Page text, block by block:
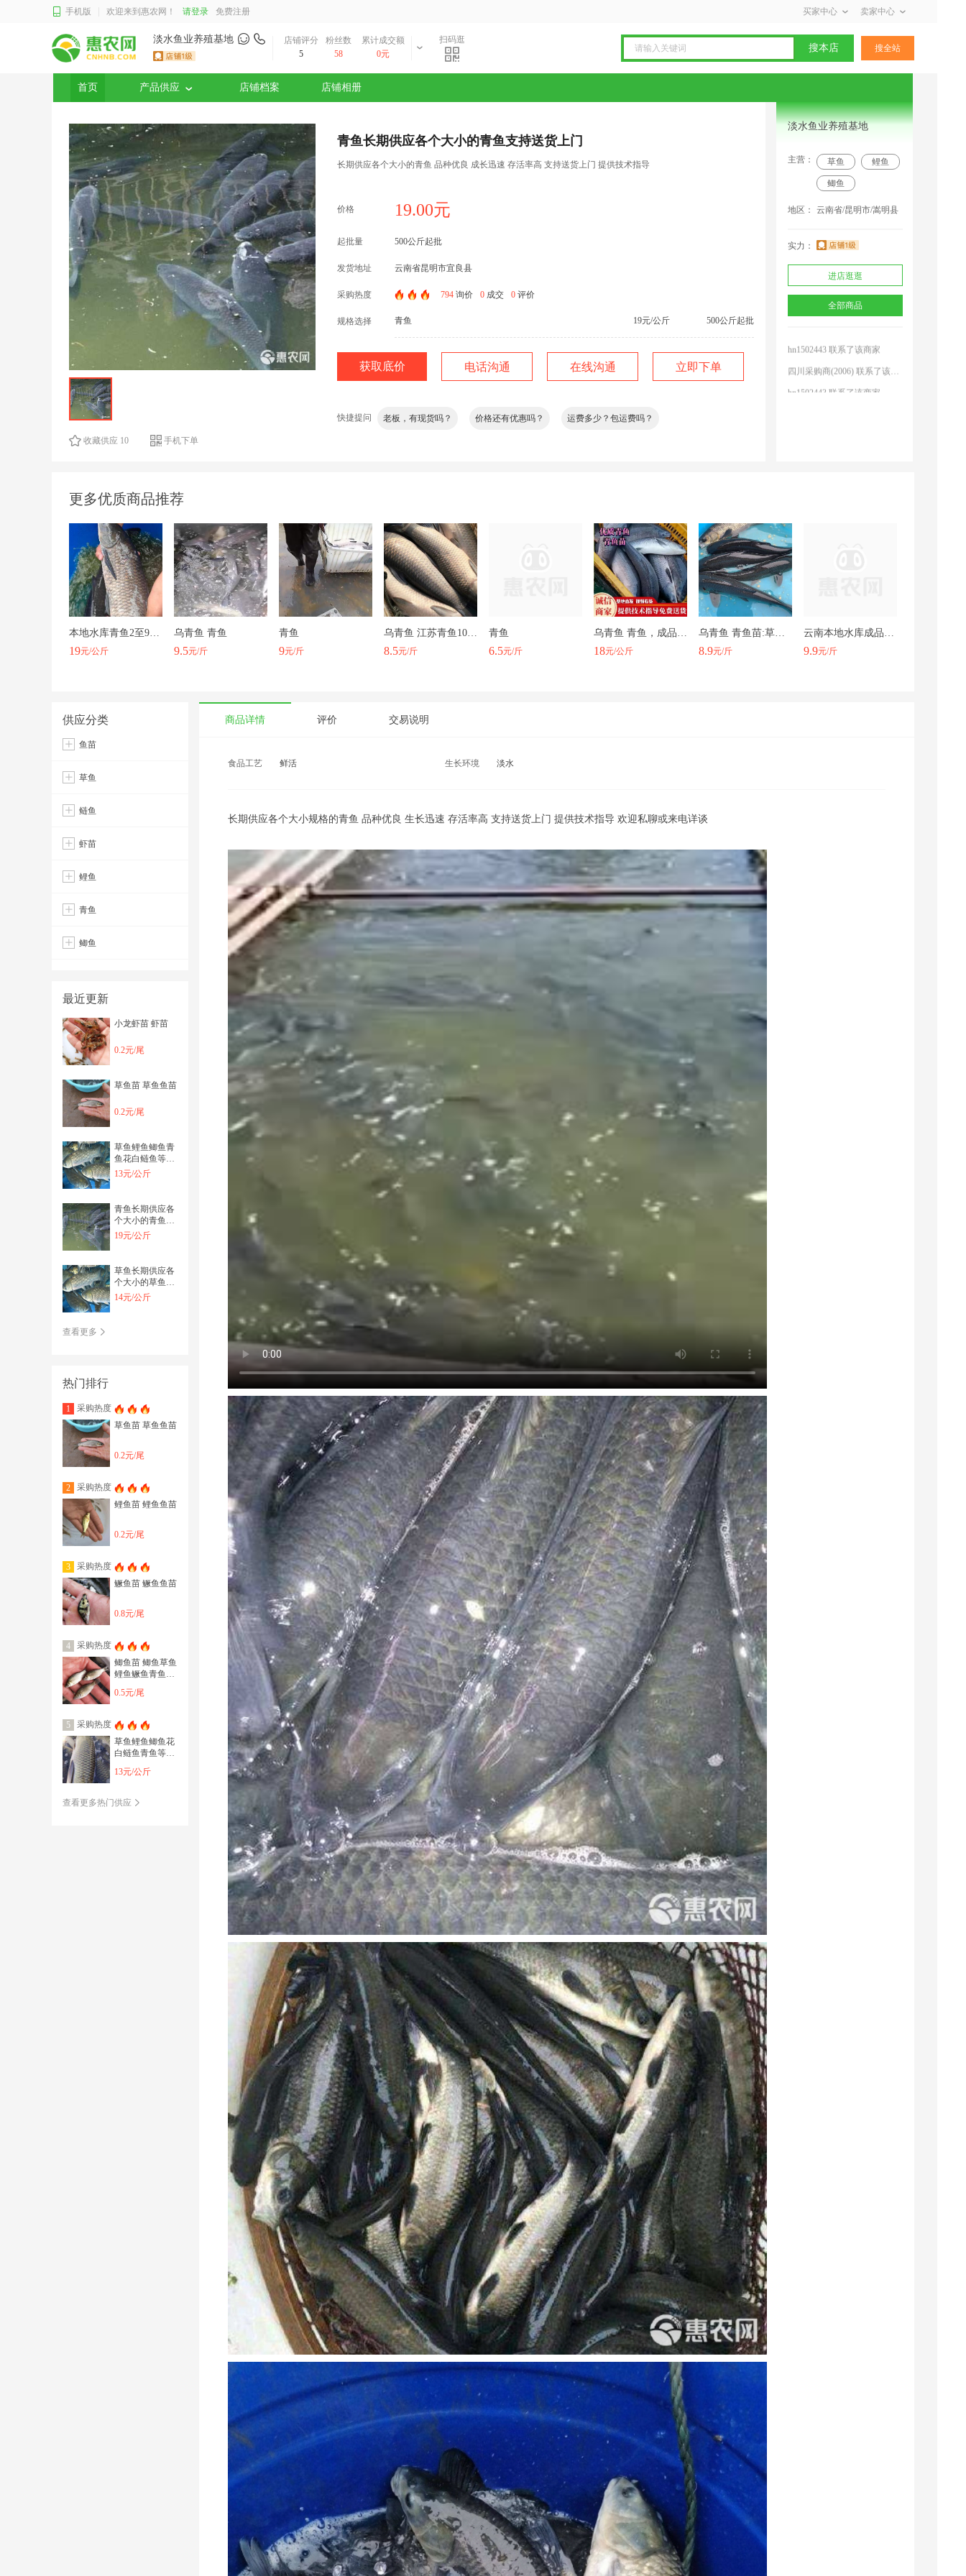
手机版 欢迎来到惠农网！ 请登录 免费注册 买家中心 卖家中心
淡水鱼业养殖基地
店铺评分
5
粉丝数
58
累计成交额
0元
扫码逛
搜本店 搜全站
首页 产品供应 店铺档案 店铺相册
收藏供应 10 手机下单
青鱼长期供应各个大小的青鱼支持送货上门
长期供应各个大小的青鱼 品种优良 成长迅速 存活率高 支持送货上门 提供技术指导
价格 19.00元
起批量 500公斤起批
发货地址 云南省昆明市宜良县
采购热度 794 询价 0 成交 0 评价
规格选择 青鱼 19元/公斤 500公斤起批
获取底价 电话沟通 在线沟通 立即下单
快捷提问 询问加微信
淡水鱼业养殖基地
主营： 草鱼 鲤鱼
鲫鱼
地区： 云南省/昆明市/嵩明县
实力：
进店逛逛
全部商品
更多优质商品推荐
本地水库青鱼2至9公斤
19元/公斤
乌青鱼 青鱼
9.5元/斤
青鱼
9元/斤
乌青鱼 江苏青鱼10-15斤、15-25斤质量优、开口猛
8.5元/斤
青鱼
6.5元/斤
乌青鱼 青鱼，成品青鱼，鱼苗
18元/公斤
乌青鱼 青鱼苗:草青.螺蛳青质量很好提供运输。
8.9元/斤
云南本地水库成品青鱼，量大可以免费送，欢迎资询
9.9元/斤
供应分类
鱼苗
草鱼
鲢鱼
虾苗
鲤鱼
青鱼
鲫鱼
最近更新
小龙虾苗 虾苗
0.2元/尾
草鱼苗 草鱼鱼苗
0.2元/尾
草鱼鲤鱼鲫鱼青
鱼花白鲢鱼等常
见淡水鱼
13元/公斤
青鱼长期供应各
个大小的青鱼支
持送货上门
19元/公斤
草鱼长期供应各
个大小的草鱼支
持送货上门
14元/公斤
查看更多
热门排行
1
采购热度
草鱼苗 草鱼鱼苗
0.2元/尾
2
采购热度
鲤鱼苗 鲤鱼鱼苗
0.2元/尾
3
采购热度
鳜鱼苗 鳜鱼鱼苗
0.8元/尾
4
采购热度
鲫鱼苗 鲫鱼草鱼
鲤鱼鳜鱼青鱼等
鱼苗
0.5元/尾
5
采购热度
草鱼鲤鱼鲫鱼花
白鲢鱼青鱼等，
有
13元/公斤
查看更多热门供应
商品详情 评价 交易说明
食品工艺 鲜活 生长环境 淡水
长期供应各个大小规格的青鱼 品种优良 生长迅速 存活率高 支持送货上门 提供技术指导 欢迎私聊或来电详谈